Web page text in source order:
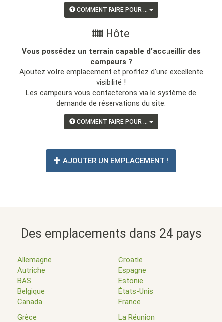
COMMENT FAIRE POUR ...
Hôte
Vous possédez un terrain capable d'accueillir des
campeurs ?
Ajoutez votre emplacement et profitez d'une excellente
visibilité !
Les campeurs vous contacterons via le système de
demande de réservations du site.
COMMENT FAIRE POUR ...
AJOUTER UN EMPLACEMENT !
Des emplacements dans 24 pays
Allemagne
Autriche
BAS
Belgique
Canada
Croatie
Espagne
Estonie
États-Unis
France
Grèce
La Réunion